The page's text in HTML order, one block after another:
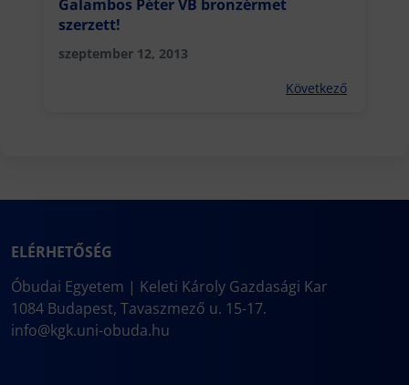
Galambos Péter VB bronzérmet
szerzett!
szeptember 12, 2013
Következő
ELÉRHETŐSÉG
Óbudai Egyetem | Keleti Károly Gazdasági Kar
1084 Budapest, Tavaszmező u. 15-17.
info@kgk.uni-obuda.hu